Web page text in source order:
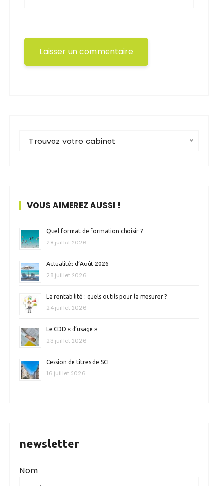
Trouvez votre cabinet
VOUS AIMEREZ AUSSI !
Quel format de formation choisir ?
28 juillet 2026
Actualités d’Août 2026
28 juillet 2026
La rentabilité : quels outils pour la mesurer ?
24 juillet 2026
Le CDD « d’usage »
23 juillet 2026
Cession de titres de SCI
16 juillet 2026
newsletter
Nom